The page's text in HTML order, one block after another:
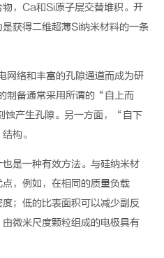
物，Ca和Si原子层交替堆积。开
是获得二维超薄Si纳米材料的一条
网络和丰富的孔隙通道而成为研
制备通常采用所谓的 “自上而
蚀产生孔隙。另一方面， “自下
结构。
是一种有效方法。与硅纳米材
，例如，在相同的质量负载
；低的比表面积可以减少副反
微米尺度颗粒组成的电极具有